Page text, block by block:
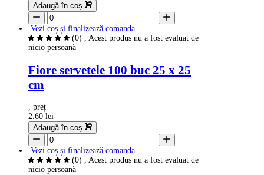
Adaugă în coș
Vezi coș și finalizează comanda
(0) , Acest produs nu a fost evaluat de
nicio persoană
Fiore servetele 100 buc 25 x 25
cm
, preț
2.60 lei
Adaugă în coș
Vezi coș și finalizează comanda
(0) , Acest produs nu a fost evaluat de
nicio persoană